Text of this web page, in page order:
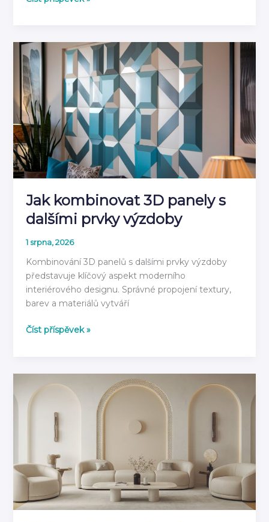
strop:
kompletní
návod
jak
instalovat
2026
Jak kombinovat 3D panely s
dalšími prvky výzdoby
1 srpna, 2026
Kombinování 3D panelů s dalšími prvky výzdoby
představuje klíčový aspekt moderního
interiérového designu. Správné propojení textury,
barev a materiálů vytváří
Jak
dalšími
výzdoby
Číst příspěvek »